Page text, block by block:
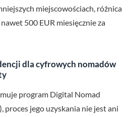
miejscowościach, różnica
500 EUR miesięcznie za
dla cyfrowych nomadów
program Digital Nomad
proces jego uzyskania nie jest ani